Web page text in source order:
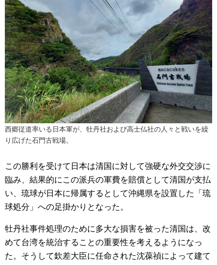
西郷従道率いる日本軍が、牡丹社および高士仏社の人々と戦いを繰
り広げた石門古戦場。
この勝利を受けて日本は清国に対して強硬な外交交渉に
臨み、結果的にこの派兵の軍費を賠償として清国が支払
い、琉球が日本に帰属するとして沖縄県を設置した「琉
球処分」への足掛かりとなった。
牡丹社事件処理のために多大な損害を被った清国は、改
めて台湾を統治することの重要性を考えるようになっ
た。そうして欽差大臣に任命された沈葆禎によって建て